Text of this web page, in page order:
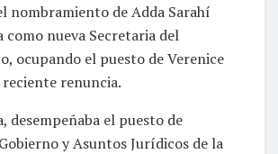
nombramiento de Adda Sarahí
como nueva Secretaria del
ocupando el puesto de Verenice
renuncia.
desempeñaba el puesto de
y Asuntos Jurídicos de la